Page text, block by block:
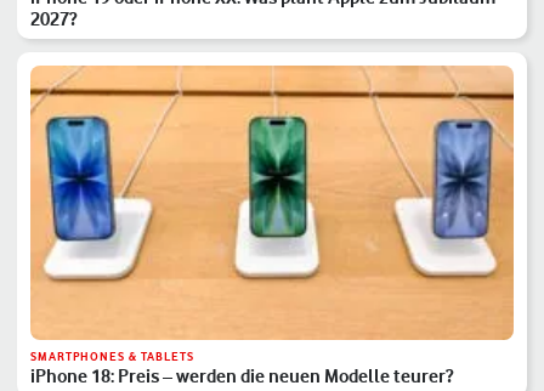
2027?
SMARTPHONES & TABLETS
iPhone 18: Preis – werden die neuen Modelle teurer?